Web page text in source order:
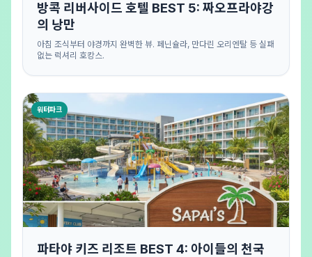
방콕 리버사이드 호텔 BEST 5: 짜오프라야강
의 낭만
아침 조식부터 야경까지 완벽한 뷰. 페닌슐라, 만다린 오리엔탈 등 실패
없는 럭셔리 호캉스.
워터파크
파타야 키즈 리조트 BEST 4: 아이들의 천국